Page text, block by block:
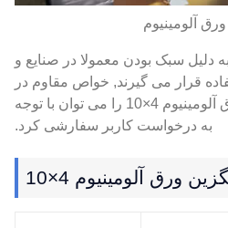
دلیل سبک بودن معمولا در صنایع و
قرار می گیرند, خواص مقاوم در
برابر خوردگی. ضخامت ورق آلومینیوم 4×10 را می توان با توجه
به درخواست کاربر سفارشی کرد.
ورق آلومینیوم 4×10